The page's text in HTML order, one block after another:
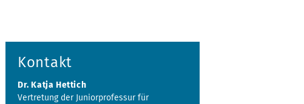
Kontakt
Dr. Katja Hettich
Vertretung der Juniorprofessur für